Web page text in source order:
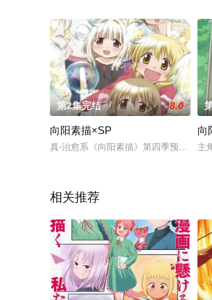
第2集完结 8.0
向阳素描×SP
真-治愈系《向阳素描》第四季预热用
向
主
相关推荐